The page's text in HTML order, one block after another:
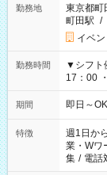
勤務地
東京都町
町田駅 /
イベ
勤務時間
▼シフト
17：00 ・
仕事によ
期間 即日～
特徴 週1日か
業・Wワ
集 / 電話